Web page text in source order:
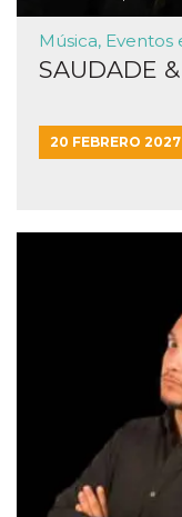
Música, Eventos
SAUDADE
20 FEBRERO 2027